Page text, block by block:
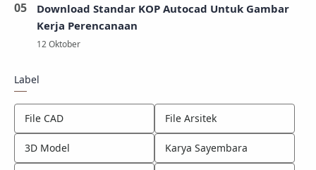
Download Standar KOP Autocad Untuk Gambar
Kerja Perencanaan
Label
File CAD File Arsitek
3D Model Karya Sayembara